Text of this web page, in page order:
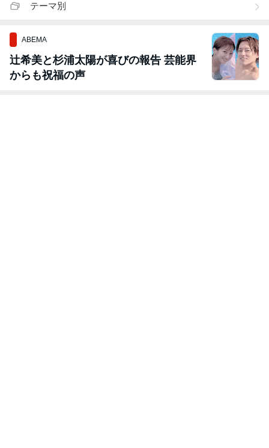
テーマ別
ABEMA
辻希美と杉浦太陽が喜びの報告 芸能界
からも祝福の声